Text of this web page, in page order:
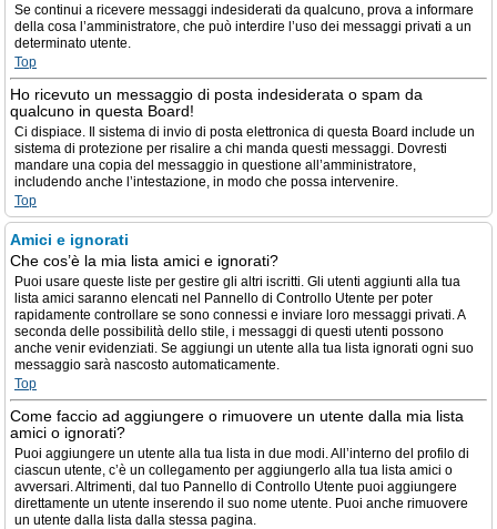
Se continui a ricevere messaggi indesiderati da qualcuno, prova a informare
della cosa l’amministratore, che può interdire l’uso dei messaggi privati a un
determinato utente.
Top
Ho ricevuto un messaggio di posta indesiderata o spam da
qualcuno in questa Board!
Ci dispiace. Il sistema di invio di posta elettronica di questa Board include un
sistema di protezione per risalire a chi manda questi messaggi. Dovresti
mandare una copia del messaggio in questione all’amministratore,
includendo anche l’intestazione, in modo che possa intervenire.
Top
Amici e ignorati
Che cos’è la mia lista amici e ignorati?
Puoi usare queste liste per gestire gli altri iscritti. Gli utenti aggiunti alla tua
lista amici saranno elencati nel Pannello di Controllo Utente per poter
rapidamente controllare se sono connessi e inviare loro messaggi privati. A
seconda delle possibilità dello stile, i messaggi di questi utenti possono
anche venir evidenziati. Se aggiungi un utente alla tua lista ignorati ogni suo
messaggio sarà nascosto automaticamente.
Top
Come faccio ad aggiungere o rimuovere un utente dalla mia lista
amici o ignorati?
Puoi aggiungere un utente alla tua lista in due modi. All’interno del profilo di
ciascun utente, c’è un collegamento per aggiungerlo alla tua lista amici o
avversari. Altrimenti, dal tuo Pannello di Controllo Utente puoi aggiungere
direttamente un utente inserendo il suo nome utente. Puoi anche rimuovere
un utente dalla lista dalla stessa pagina.